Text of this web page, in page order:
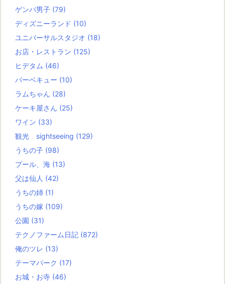
ゲンバ男子 (79)
ディズニーランド (10)
ユニバーサルスタジオ (18)
お店・レストラン (125)
ヒデタム (46)
バーベキュー (10)
ラムちゃん (28)
ケーキ屋さん (25)
ワイン (33)
観光 sightseeing (129)
うちの子 (98)
プール、海 (13)
父は仙人 (42)
うちの姉 (1)
うちの嫁 (109)
公園 (31)
テクノファーム日記 (872)
俺のツレ (13)
テーマパーク (17)
お城・お寺 (46)